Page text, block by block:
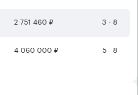
2 751 460 ₽ 3 - 8
4 060 000 ₽ 5 - 8